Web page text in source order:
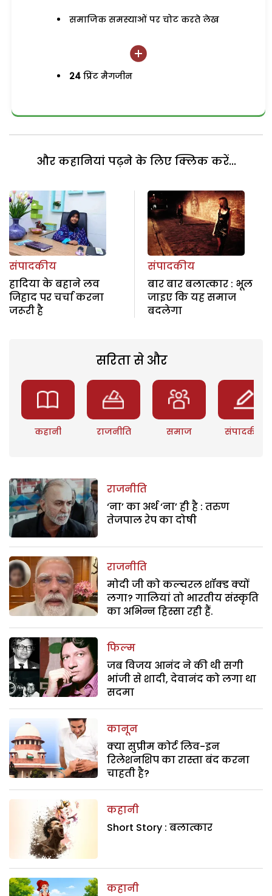
समाजिक समस्याओं पर चोट करते लेख
24 प्रिंट मैगजीन
और कहानियां पढ़ने के लिए क्लिक करें...
संपादकीय
हादिया के बहाने लव
जिहाद पर चर्चा करना
जरूरी है
संपादकीय
बार बार बलात्कार : भूल
जाइए कि यह समाज
बदलेगा
सरिता से और
कहानी राजनीति समाज संपादकीय
राजनीति
‘ना’ का अर्थ ‘ना’ ही है : तरुण
तेजपाल रेप का दोषी
राजनीति
मोदी जी को कल्चरल शॉक्ड क्यों
लगा? गालियां तो भारतीय संस्कृति
का अभिन्न हिस्सा रही हैं.
फिल्म
जब विजय आनंद ने की थी सगी
भांजी से शादी, देवानंद को लगा था
सदमा
कानून
क्या सुप्रीम कोर्ट लिव-इन
रिलेशनशिप का रास्ता बंद करना
चाहती है?
कहानी
Short Story : बलात्कार
कहानी